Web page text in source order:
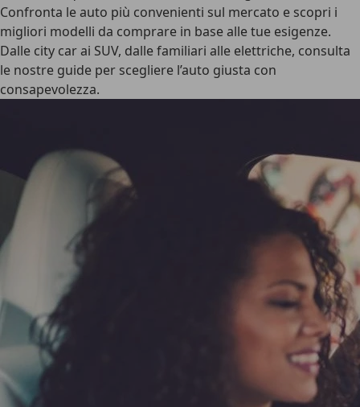
Confronta le auto più convenienti sul mercato e scopri i
migliori modelli da comprare in base alle tue esigenze.
Dalle city car ai SUV, dalle familiari alle elettriche, consulta
le nostre guide per scegliere l’auto giusta con
consapevolezza.